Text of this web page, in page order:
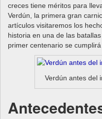
creces tiene méritos para
Verdún, la primera gran
artículos visitaremos los
historia en una de las
primer centenario se
Verdún antes del